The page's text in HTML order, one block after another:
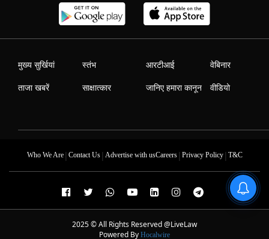
मुख्य सुर्खियां
ताजा खबरें
स्तंभ
साक्षात्कार
आरटीआई
जानिए हमारा कानून
वेबिनार
वीडियो
Who We Are| Contact Us| Advertise with usCareers| Privacy Policy| T&C
2025 © All Rights Reserved @LiveLaw
Powered By Hocalwire